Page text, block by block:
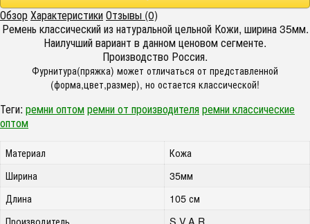
ОбзорХарактеристикиОтзывы (0)
Ремень классический из натуральной цельной Кожи, ширина 35мм.
Наилучший вариант в данном ценовом сегменте.
Производство Россия.
Фурнитура(пряжка) может отличаться от представленной
(форма,цвет,размер), но остается классической!
Теги: ремни оптомремни от производителяремни классические
оптом
Материал
Кожа
Ширина
35мм
Длина
105 см
Производитель
S.V.A.R.